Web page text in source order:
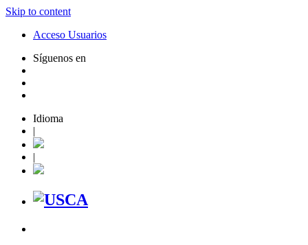
Skip to content
Acceso Usuarios
Síguenos en
Idioma
|
|